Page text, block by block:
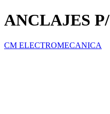
ANCLAJES
CM ELECTROMECANICA